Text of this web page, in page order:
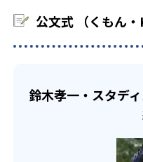
でも週2回受講できる。
部活や習い事
KUMONでは、一人ひと
宿題の量や進め方に関し
だ。
公文式 （くもん
鈴木孝一・スタデ